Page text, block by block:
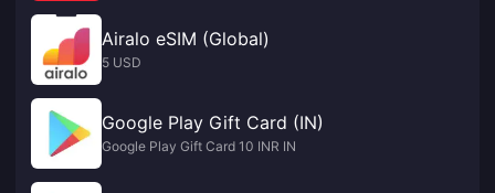
Airalo eSIM (Global)
5 USD
Google Play Gift Card (IN)
Google Play Gift Card 10 INR IN